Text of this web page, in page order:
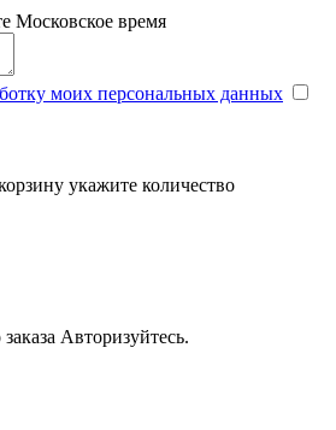
Московское время
моих персональных данных
укажите количество
Авторизуйтесь.